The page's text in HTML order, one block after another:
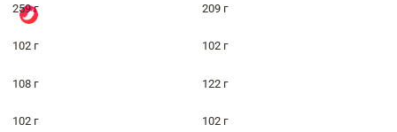
259 г 209 г
102 г 102 г
108 г 122 г
102 г 102 г